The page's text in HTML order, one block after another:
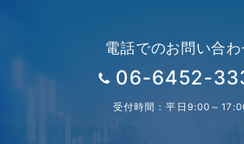
電話でのお問い合
06-6452-
受付時間：平日9:00～